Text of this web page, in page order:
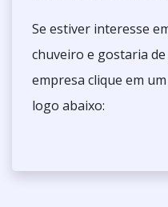
Se estiver interesse
chuveiro e gostaria
empresa clique em
logo abaixo: